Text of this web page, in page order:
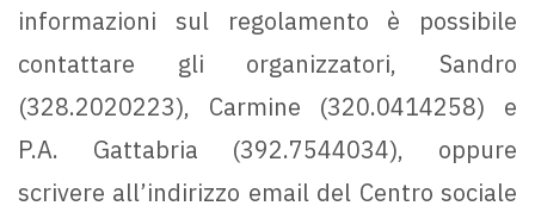
informazioni sul regolamento è possibile
contattare gli organizzatori, Sandro
(328.2020223), Carmine (320.0414258) e
P.A. Gattabria (392.7544034), oppure
scrivere all’indirizzo email del Centro sociale